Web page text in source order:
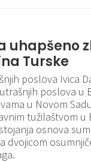
uhapšeno
Turske
poslova Ivica
poslova u
u Novom
tužilaštvom
osnova
dvojicom